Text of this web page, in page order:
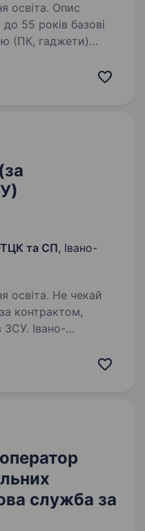
Опис
(ПК, гаджети)
та СП, Івано-
Не чекай
контрактом,
ЗСУ. Івано-
за контрактом
служба за